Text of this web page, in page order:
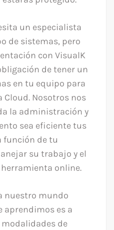
un especialista
de sistemas, pero
con VisualK
de tener un
en tu equipo para
Nosotros nos
la administración y
sea eficiente tus
función de tu
su trabajo y el
online.
nuestro mundo
aprendimos es a
de